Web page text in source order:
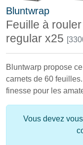
Bluntwrap
Feuille à
regular x25
Bluntwarp propose
carnets de 60
finesse pour les
Vous devez